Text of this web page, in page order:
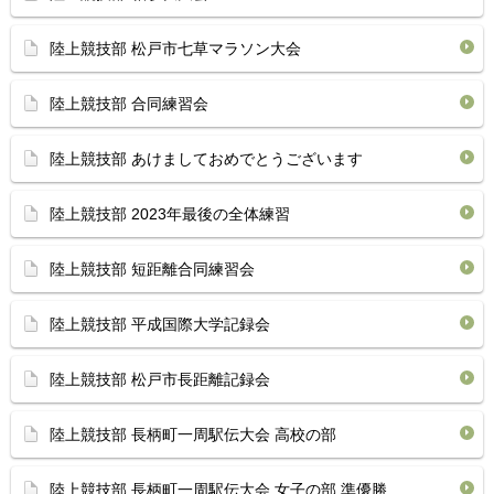
陸上競技部 松戸市七草マラソン大会
陸上競技部 合同練習会
陸上競技部 あけましておめでとうございます
陸上競技部 2023年最後の全体練習
陸上競技部 短距離合同練習会
陸上競技部 平成国際大学記録会
陸上競技部 松戸市長距離記録会
陸上競技部 長柄町一周駅伝大会 高校の部
陸上競技部 長柄町一周駅伝大会 女子の部 準優勝